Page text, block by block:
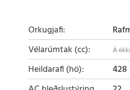
Orkugjafi
Vélarúmtak (cc)
Heildarafl (hö)
428